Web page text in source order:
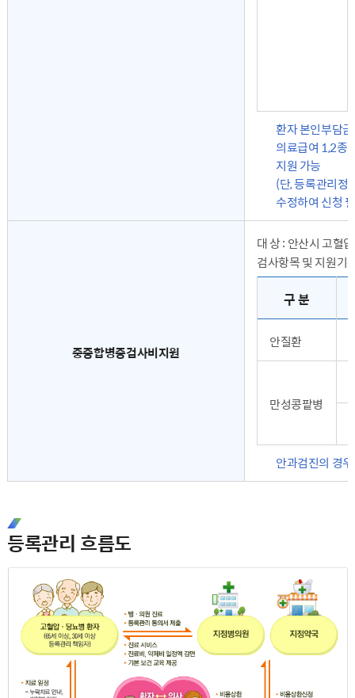
환자 본인부담
의료급여 1,2종
지원 가능
(단, 등록관리정
수정하여 신청
중증합병증검사비지원
대 상 : 안산시 고혈
검사항목 및 지원기
구 분
안질환
만성콩팥병
안과검진의 경
등록관리 흐름도